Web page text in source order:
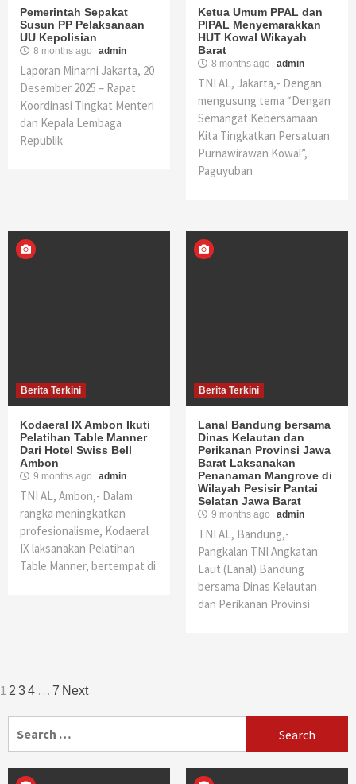
Pemerintah Sepakat
Susun PP Pelaksanaan
UU Kepolisian
8 months ago admin
Laporan Minarni Jakarta, 20
Desember 2025 – Rapat
Koordinasi Tingkat Menteri
dan Kepala Lembaga
Republik
Ketua Umum PPAL dan
PIPAL Menyemarakkan
HUT Kowal Wikayah
Barat
8 months ago admin
TNI AL, Jakarta,- Dengan
mengusung tema “Dengan
Semangat Kebersamaan
Kita Tingkatkan Persatuan
Purnawirawan Kowal”,
Paguyuban
Berita Terkini
Kodaeral IX Ambon Ikuti
Pelatihan Table Manner
Dari Hotel Swiss Bell
Ambon
9 months ago admin
TNI AL, Ambon,- Dalam
rangka meningkatkan
profesionalisme, Kodaeral
IX laksanakan Pelatihan
Table Manner, bertempat di
Berita Terkini
Lanal Bandung bersama
Dinas Kelautan dan
Perikanan Provinsi Jawa
Barat Laksanakan
Penanaman Mangrove di
Wilayah Pesisir Pantai
Selatan Jawa Barat
9 months ago admin
TNI AL, Bandung,-
Pangkalan TNI Angkatan
Laut (Lanal) Bandung
bersama Dinas Kelautan
dan Perikanan Provinsi
Posts
navigation
1 2 34 … 7 Next